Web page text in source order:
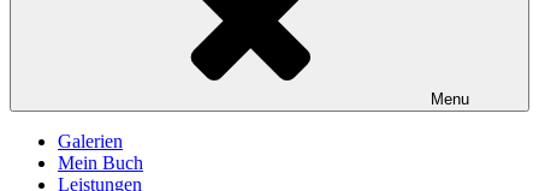
Menu
Galerien
Mein Buch
Leistungen